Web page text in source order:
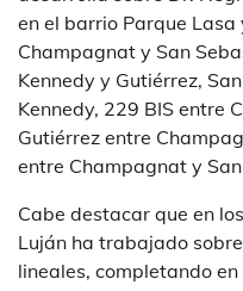
en el barrio Parque
Champagnat y San
Kennedy y Gutiérrez,
Kennedy, 229 BIS entre
Gutiérrez entre
entre Champagnat y
Cabe destacar que en
Luján ha trabajado
lineales, completando